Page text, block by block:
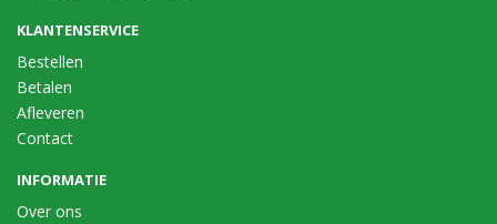
KLANTENSERVICE
Bestellen
Betalen
Afleveren
Contact
INFORMATIE
Over ons